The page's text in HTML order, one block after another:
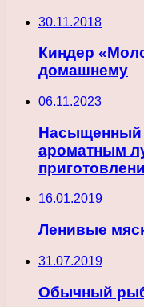
30.11.2018
Киндер
домашнему
06.11.2023
Насыщенный
ароматным
16.01.2019
Ленивые
31.07.2019
Обычный